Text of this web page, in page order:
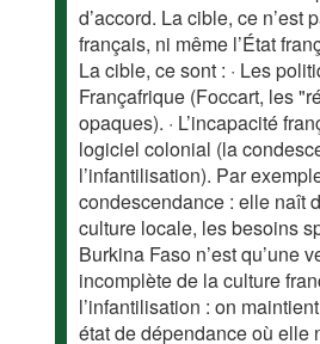
d’accord. La cible, ce n’est
français, ni même l’État
La cible, ce sont : · Les
Françafrique (Foccart, les
opaques). · L’incapacité
logiciel colonial (la
l’infantilisation). Par
condescendance : elle naît
culture locale, les besoins
Burkina Faso n’est qu’une
incomplète de la culture
l’infantilisation : on
état de dépendance où elle